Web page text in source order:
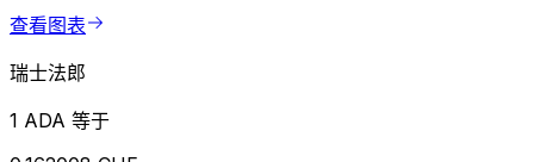
查看图表
瑞士法郎
1 ADA 等于